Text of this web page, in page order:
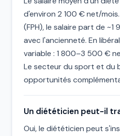
d'environ 2 100 € net/
(FPH), le salaire part de
avec l'ancienneté. En
variable : 1 800–3 500 €
Le secteur du sport et du
opportunités
Un diététicien peut-il
Oui, le diététicien peut